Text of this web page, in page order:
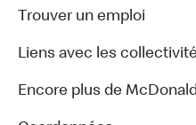
Trouver un emploi
Liens avec les
Encore plus de